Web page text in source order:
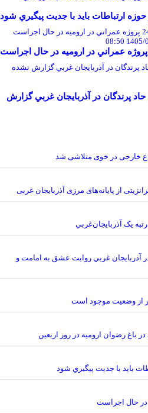
ارتباطات بايد با جديت پيگيري شود
1405/05/
پرندگان در آذربايجان غربي گزارش
خارجی در خوی متلاشی شد
يک آذربايجان‌غربي
در آذربايجان غربي روايت عشق به امامت و
از وضعيت موجود است
باغ رضوان ارومیه در روز اربعین
بايد با جديت پيگيري شود